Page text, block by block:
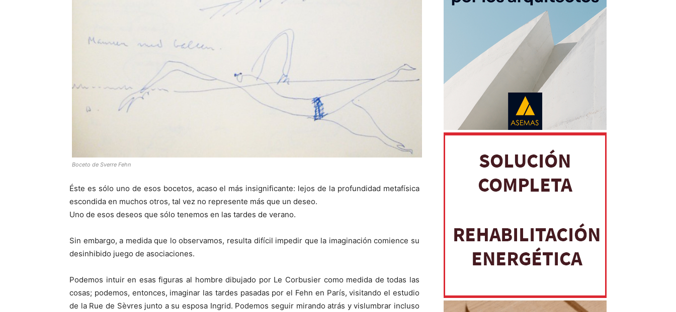
Boceto de Sverre Fehn
Éste es sólo uno de esos bocetos, acaso el más insignificante: lejos de la profundidad metafísica
escondida en muchos otros, tal vez no represente más que un deseo.
Uno de esos deseos que sólo tenemos en las tardes de verano.
Sin embargo, a medida que lo observamos, resulta difícil impedir que la imaginación comience su
desinhibido juego de asociaciones.
Podemos intuir en esas figuras al hombre dibujado por Le Corbusier como medida de todas las
cosas; podemos, entonces, imaginar las tardes pasadas por el Fehn en París, visitando el estudio
de la Rue de Sèvres junto a su esposa Ingrid. Podemos seguir mirando atrás y vislumbrar incluso